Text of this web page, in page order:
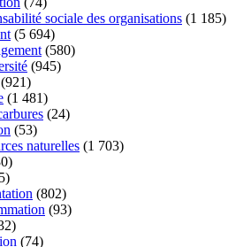
sociale des organisations (1 185)
(5 694)
(580)
(945)
(921)
(1 481)
(24)
(53)
naturelles (1 703)
(802)
(93)
(74)